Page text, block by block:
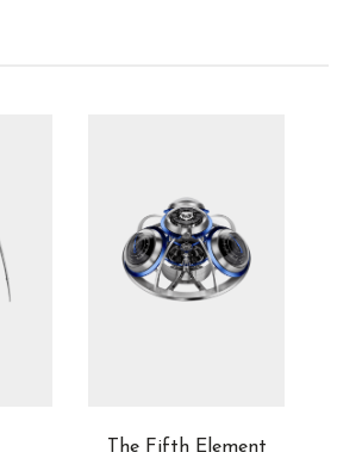
The Fifth Element